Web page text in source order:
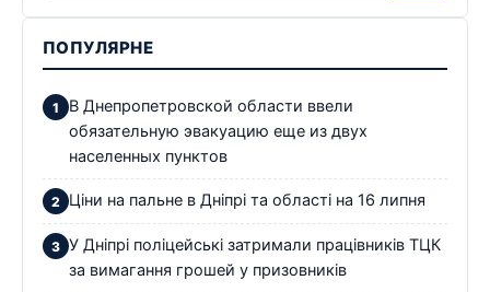
ПОПУЛЯРНЕ
В Днепропетровской области ввели
обязательную эвакуацию еще из двух
населенных пунктов
Ціни на пальне в Дніпрі та області на 16 липня
У Дніпрі поліцейські затримали працівників ТЦК
за вимагання грошей у призовників